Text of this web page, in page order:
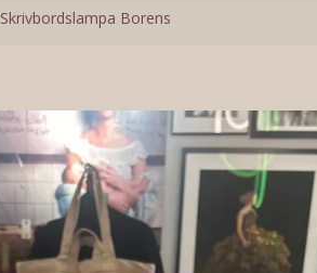
Skrivbordslampa Borens